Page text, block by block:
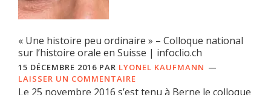
« Une histoire peu ordinaire » – Colloque national
sur l’histoire orale en Suisse | infoclio.ch
15 DÉCEMBRE 2016 PAR LYONEL KAUFMANN
LAISSER UN COMMENTAIRE
Le 25 novembre 2016 s’est tenu à Berne le colloque